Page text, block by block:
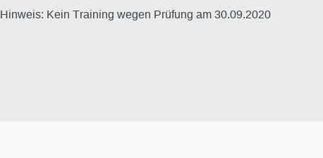
Hinweis: Kein Training wegen Prüfung am 30.09.2020